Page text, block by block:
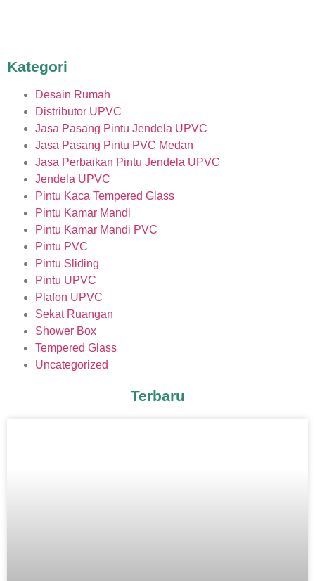
Kategori
Desain Rumah
Distributor UPVC
Jasa Pasang Pintu Jendela UPVC
Jasa Pasang Pintu PVC Medan
Jasa Perbaikan Pintu Jendela UPVC
Jendela UPVC
Pintu Kaca Tempered Glass
Pintu Kamar Mandi
Pintu Kamar Mandi PVC
Pintu PVC
Pintu Sliding
Pintu UPVC
Plafon UPVC
Sekat Ruangan
Shower Box
Tempered Glass
Uncategorized
Terbaru